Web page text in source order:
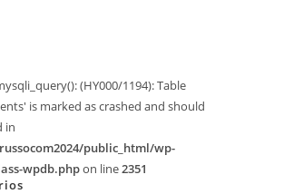
(HY000/1194): Table
is marked as crashed and should
in
public_html/wp-
wpdb.phpon line2351